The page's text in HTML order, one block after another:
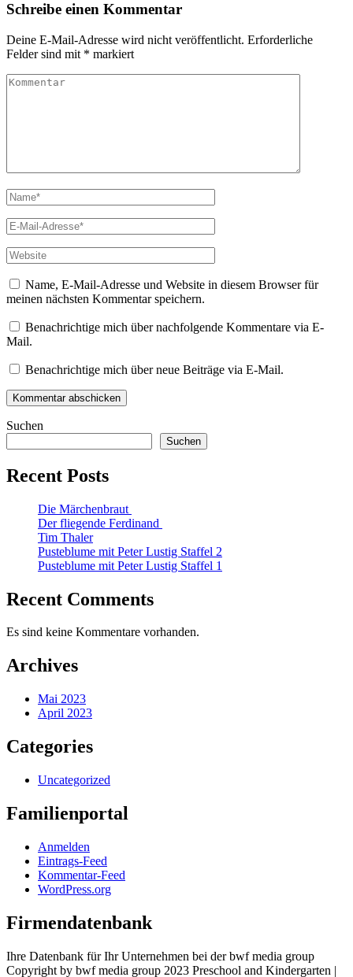
Schreibe einen Kommentar
Deine E-Mail-Adresse wird nicht veröffentlicht. Erforderliche
Felder sind mit * markiert
Kommentar
Name*
E-
Mail*
Website
Name, E-Mail-Adresse und Website in diesem Browser für
meinen nächsten Kommentar speichern.
Benachrichtige mich über nachfolgende Kommentare via E-
Mail.
Benachrichtige mich über neue Beiträge via E-Mail.
Suchen
Suchen
Recent Posts
Die Märchenbraut
Der fliegende Ferdinand
Tim Thaler
Pusteblume mit Peter Lustig Staffel 2
Pusteblume mit Peter Lustig Staffel 1
Recent Comments
Es sind keine Kommentare vorhanden.
Archives
Mai 2023
April 2023
Categories
Uncategorized
Familienportal
Anmelden
Eintrags-Feed
Kommentar-Feed
WordPress.org
Firmendatenbank
Ihre Datenbank für Ihr Unternehmen bei der bwf media group
Copyright by bwf media group 2023 Preschool and Kindergarten |